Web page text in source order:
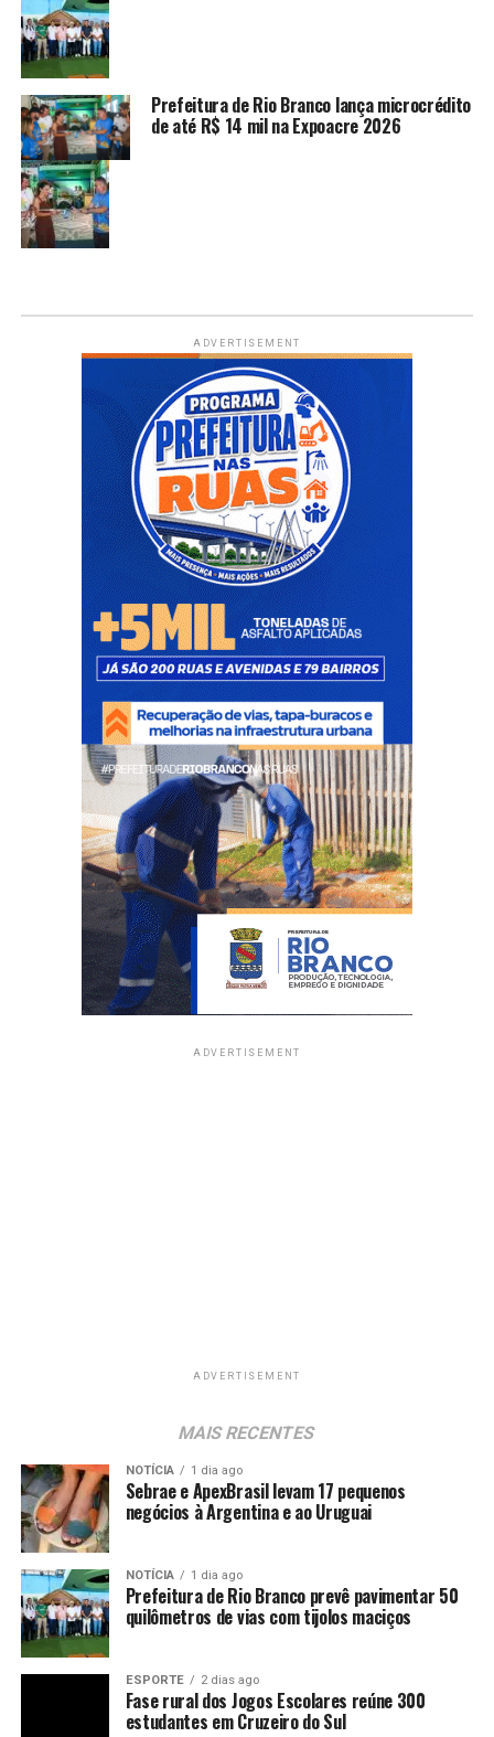
Prefeitura de Rio Branco lança microcrédito
de até R$ 14 mil na Expoacre 2026
ADVERTISEMENT
ADVERTISEMENT
ADVERTISEMENT
MAIS RECENTES
NOTÍCIA 1 dia ago
Sebrae e ApexBrasil levam 17 pequenos
negócios à Argentina e ao Uruguai
NOTÍCIA 1 dia ago
Prefeitura de Rio Branco prevê pavimentar 50
quilômetros de vias com tijolos maciços
ESPORTE 2 dias ago
Fase rural dos Jogos Escolares reúne 300
estudantes em Cruzeiro do Sul